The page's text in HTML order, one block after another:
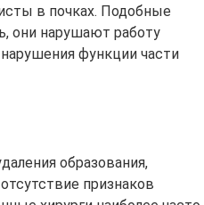
в почках. Подобные
они нарушают работу
функции части
образования,
признаков